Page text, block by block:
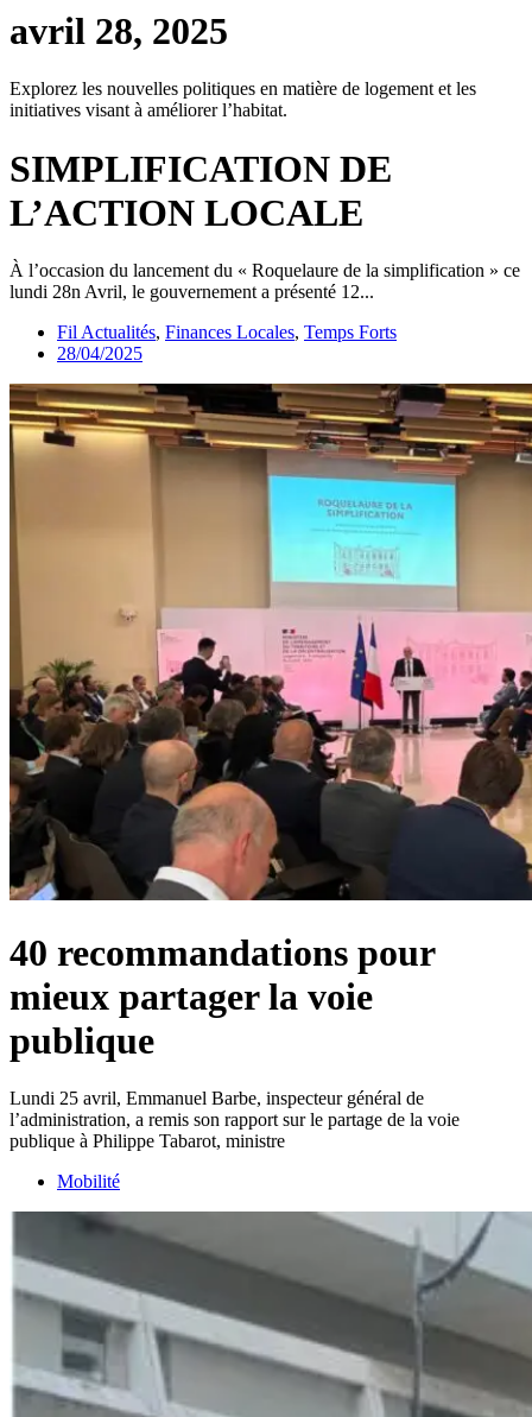
avril 28, 2025
Explorez les nouvelles politiques en matière de logement et les
initiatives visant à améliorer l’habitat.
SIMPLIFICATION DE
L’ACTION LOCALE
À l’occasion du lancement du « Roquelaure de la simplification » ce
lundi 28n Avril, le gouvernement a présenté 12...
Fil Actualités, Finances Locales, Temps Forts
28/04/2025
40 recommandations pour
mieux partager la voie
publique
Lundi 25 avril, Emmanuel Barbe, inspecteur général de
l’administration, a remis son rapport sur le partage de la voie
publique à Philippe Tabarot, ministre
Mobilité